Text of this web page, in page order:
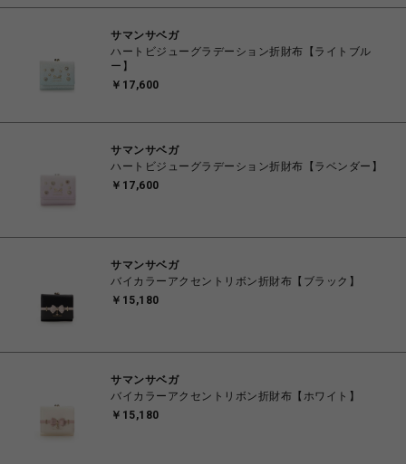
サマンサベガ
ハートビジューグラデーション折財布【ライトブル
ー】
￥17,600
サマンサベガ
ハートビジューグラデーション折財布【ラベンダー】
￥17,600
サマンサベガ
バイカラーアクセントリボン折財布【ブラック】
￥15,180
サマンサベガ
バイカラーアクセントリボン折財布【ホワイト】
￥15,180